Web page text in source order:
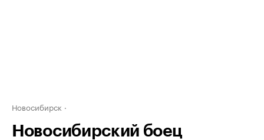
Новосибирск
Новосибирский боец